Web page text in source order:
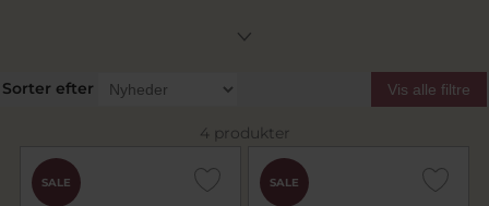
Sorter efter Vis alle filtre
4 produkter
SALE SALE